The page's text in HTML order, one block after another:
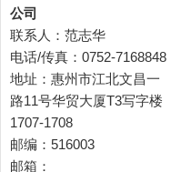
公司
联系人：范志华
电话/传真：0752-7168848
地址：惠州市江北文昌一
路11号华贸大厦T3写字楼
1707-1708
邮编：516003
邮箱：